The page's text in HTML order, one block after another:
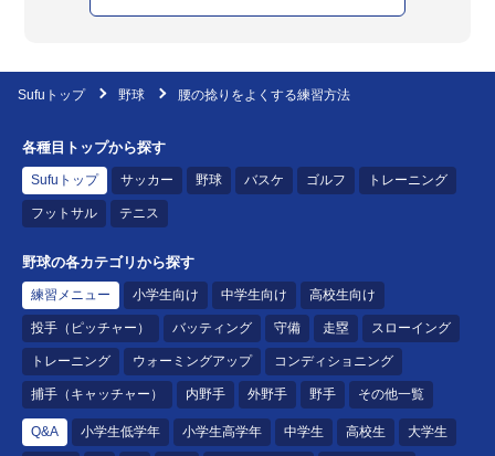
Sufuトップ 野球 腰の捻りをよくする練習方法
各種目トップから探す
Sufuトップ サッカー 野球 バスケ ゴルフ トレーニング
フットサル テニス
野球の各カテゴリから探す
練習メニュー 小学生向け 中学生向け 高校生向け
投手（ピッチャー） バッティング 守備 走塁 スローイング
トレーニング ウォーミングアップ コンディショニング
捕手（キャッチャー） 内野手 外野手 野手 その他一覧
Q&A 小学生低学年 小学生高学年 中学生 高校生 大学生